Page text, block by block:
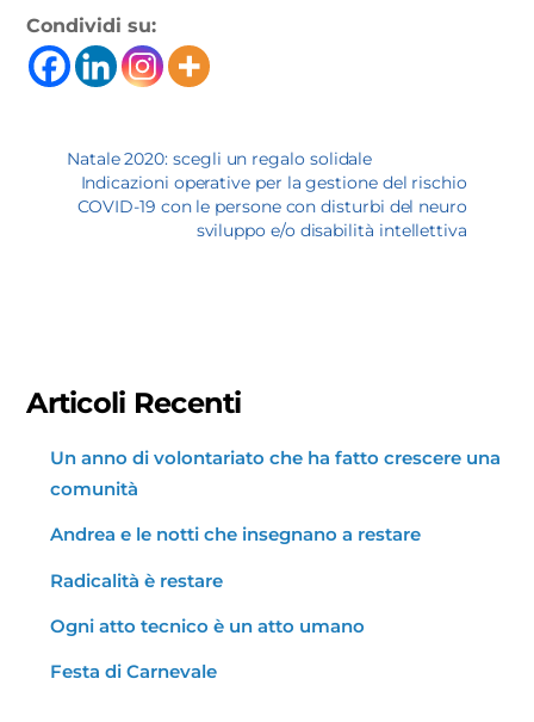
Condividi su:
Natale 2020: scegli un regalo solidale
Indicazioni operative per la gestione del rischio
COVID-19 con le persone con disturbi del neuro
sviluppo e/o disabilità intellettiva
Articoli Recenti
Un anno di volontariato che ha fatto crescere una
comunità
Andrea e le notti che insegnano a restare
Radicalità è restare
Ogni atto tecnico è un atto umano
Festa di Carnevale